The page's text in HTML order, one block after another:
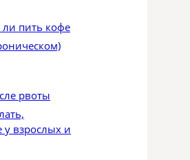
пить кофе
рвоты
взрослых и